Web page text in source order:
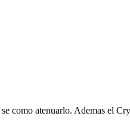
como atenuarlo. Ademas el